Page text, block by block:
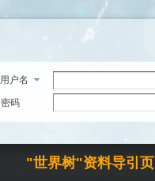
用户名
密码
"世界树"资料导引页